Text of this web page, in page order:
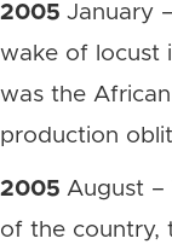
2005 January
wake of locust
was the
production
2005 August –
of the country,